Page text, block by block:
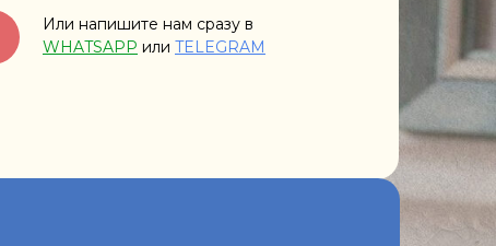
смотреть подробности
смотреть подробности
Или напишите нам сразу в
WHATSAPP или TELEGRAM